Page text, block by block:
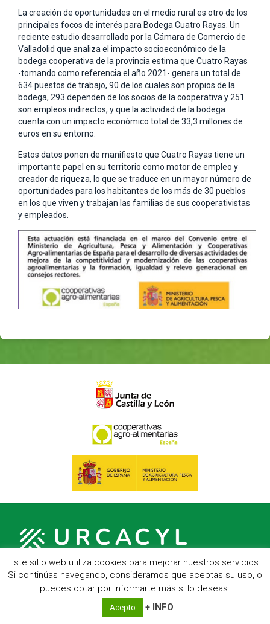
La creación de oportunidades en el medio rural es otro de los
principales focos de interés para Bodega Cuatro Rayas. Un
reciente estudio desarrollado por la Cámara de Comercio de
Valladolid que analiza el impacto socioeconómico de la
bodega cooperativa de la provincia estima que Cuatro Rayas
-tomando como referencia el año 2021- genera un total de
634 puestos de trabajo, 90 de los cuales son propios de la
bodega, 293 dependen de los socios de la cooperativa y 251
son empleos indirectos, y que la actividad de la bodega
cuenta con un impacto económico total de 33,3 millones de
euros en su entorno.
Estos datos ponen de manifiesto que Cuatro Rayas tiene un
importante papel en su territorio como motor de empleo y
creador de riqueza, lo que se traduce en un mayor número de
oportunidades para los habitantes de los más de 30 pueblos
en los que viven y trabajan las familias de sus cooperativistas
y empleados.
C/ Hípica, 1, entreplanta - 47007 Valladolid
Telf.: 983 23 95 15 - Fax: 983 22 23 56 -
Este sitio web utiliza cookies para mejorar nuestros servicios.
Si continúas navegando, consideramos que aceptas su uso, o
puedes optar por informarte más si lo deseas.
.
Acepto + INFO